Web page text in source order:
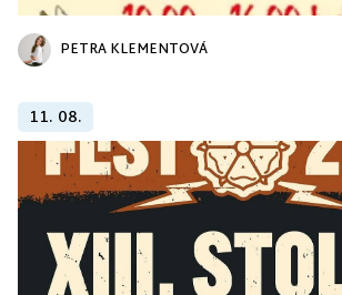
PETRA KLEMENTOVÁ
11. 08.